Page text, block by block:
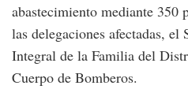
abastecimiento mediante 350
las delegaciones afectadas,
Integral de la Familia del
Cuerpo de Bomberos.